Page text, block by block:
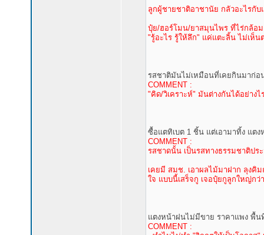
ลูกผู้ชายชาติอาชานัย กลัวอะไรกั
ปุ๋ย/ฮอร์โมน/ยาสมุนไพร ที่ไร่กล้อ
"รู้อะไร รู้ให้ลึก" แค่แตะลิ้น ไม่เห็น
รสชาติมันไม่เหมือนที่เคยกินมาก่อ
COMMENT :
"คิด/วิเคราะห์" มันต่างกันได้อย่าง
ซื้อแตทิเบต 1 ชิ้น แต่เอามาทิ้ง แต
COMMENT :
รสชาดนั้น เป็นรสทางธรรมชาติปร
เคยมี สมช. เอาผลไม้มาฝาก ลุงคิ
ใจ แบบนี้เสร็จกู เจอปุ๋ยกูลูกใหญ่กว่
แตงหน้าฝนไม่มีขาย ราคาแพง พื้
COMMENT :